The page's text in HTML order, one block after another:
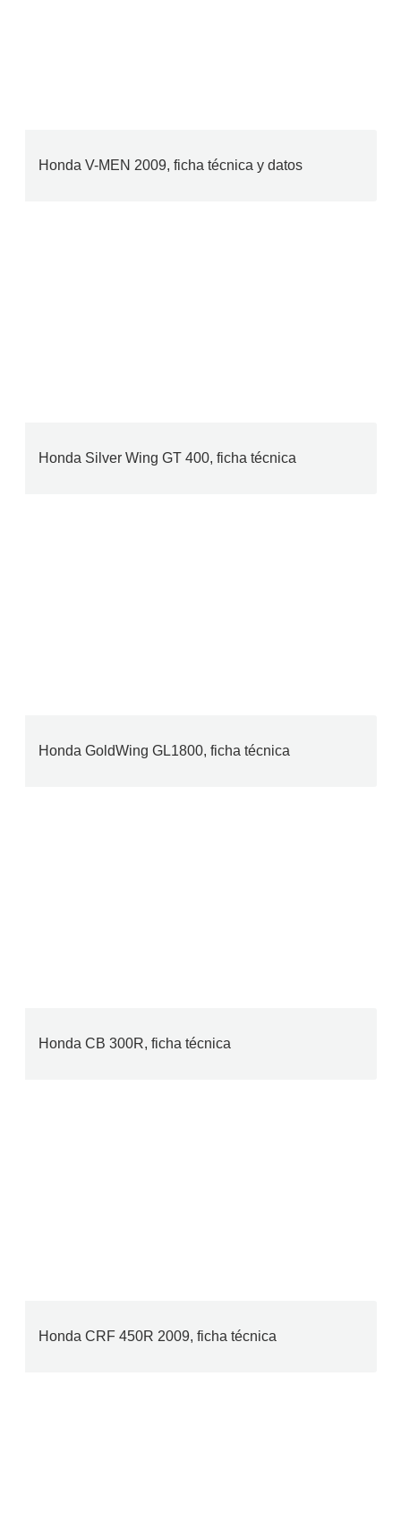
Honda V-MEN 2009, ficha técnica y datos
Honda Silver Wing GT 400, ficha técnica
Honda GoldWing GL1800, ficha técnica
Honda CB 300R, ficha técnica
Honda CRF 450R 2009, ficha técnica